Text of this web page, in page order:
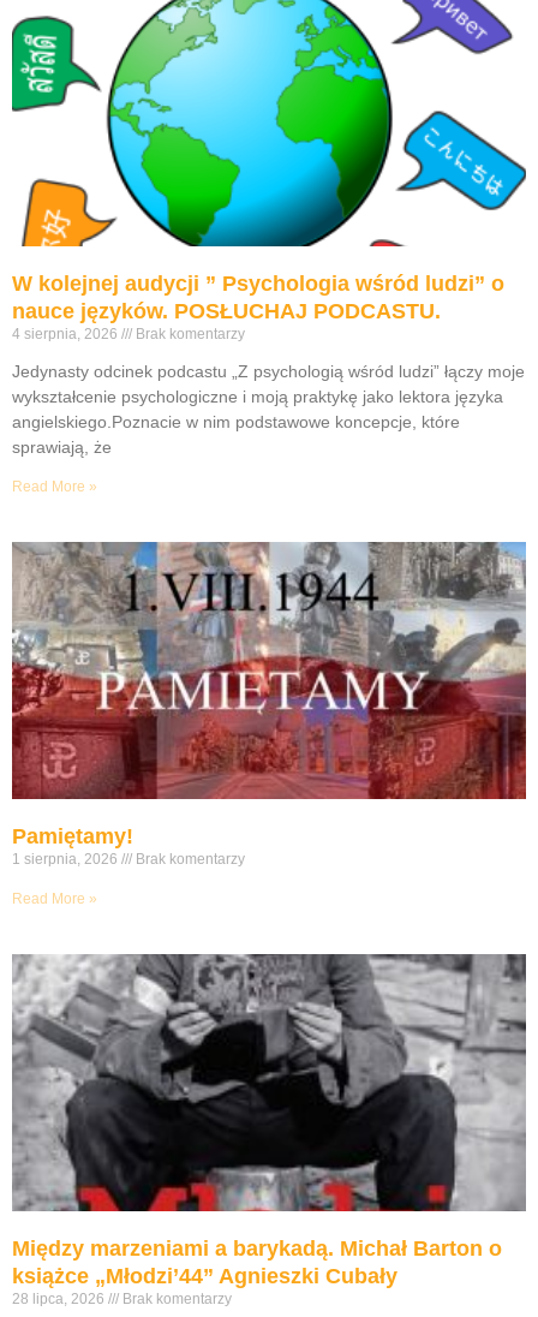
W kolejnej audycji ” Psychologia wśród ludzi” o
nauce języków. POSŁUCHAJ PODCASTU.
4 sierpnia, 2026 Brak komentarzy
Jedynasty odcinek podcastu „Z psychologią wśród ludzi” łączy moje
wykształcenie psychologiczne i moją praktykę jako lektora języka
angielskiego.Poznacie w nim podstawowe koncepcje, które
sprawiają, że
Read More »
Pamiętamy!
1 sierpnia, 2026 Brak komentarzy
Read More »
Między marzeniami a barykadą. Michał Barton o
książce „Młodzi’44” Agnieszki Cubały
28 lipca, 2026 Brak komentarzy